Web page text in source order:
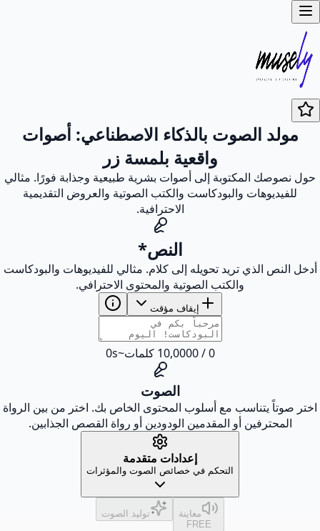
مولد الصوت بالذكاء الاصطناعي: أصوات
واقعية بلمسة زر
حول نصوصك المكتوبة إلى أصوات بشرية طبيعية وجذابة فورًا. مثالي
للفيديوهات والبودكاست والكتب الصوتية والعروض التقديمية
الاحترافية.
النص*
أدخل النص الذي تريد تحويله إلى كلام. مثالي للفيديوهات والبودكاست
والكتب الصوتية والمحتوى الاحترافي.
إيقاف مؤقت
0
/
10,0000 كلمات~
0s
الصوت
اختر صوتاً يتناسب مع أسلوب المحتوى الخاص بك. اختر من بين الرواة
المحترفين أو المقدمين الودودين أو رواة القصص الجذابين.
إعدادات متقدمة
التحكم في خصائص الصوت والمؤثرات
معاينة
FREE
توليد الصوت